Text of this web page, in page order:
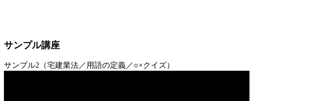
サンプル講座
サンプル2（宅建業法／用語の定義／○×クイズ）